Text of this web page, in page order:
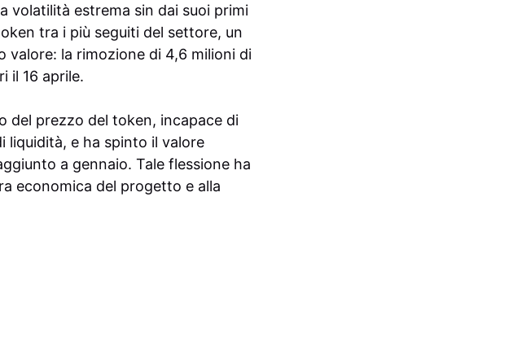
volatilità estrema sin dai suoi primi
tra i più seguiti del settore, un
valore: la rimozione di 4,6 milioni di
il 16 aprile.
del prezzo del token, incapace di
liquidità, e ha spinto il valore
a gennaio. Tale flessione ha
economica del progetto e alla